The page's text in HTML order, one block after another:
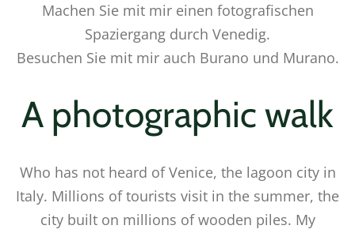
Machen Sie mit mir einen fotografischen
Spaziergang durch Venedig.
Besuchen Sie mit mir auch Burano und Murano.
A photographic walk
Who has not heard of Venice, the lagoon city in
Italy. Millions of tourists visit in the summer, the
city built on millions of wooden piles. My